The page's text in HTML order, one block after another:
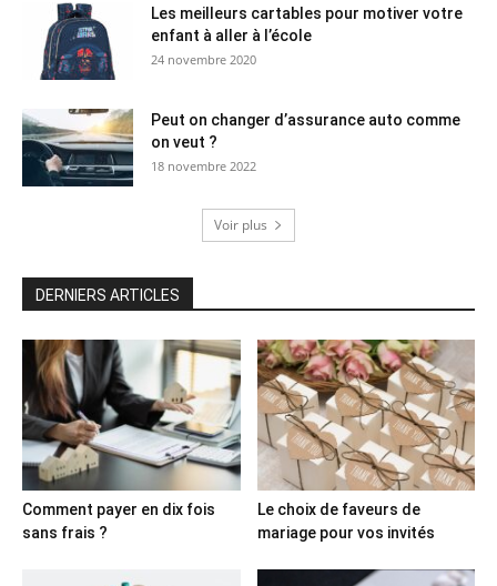
Les meilleurs cartables pour motiver votre
enfant à aller à l’école
24 novembre 2020
Peut on changer d’assurance auto comme
on veut ?
18 novembre 2022
Voir plus
DERNIERS ARTICLES
Comment payer en dix fois
sans frais ?
Le choix de faveurs de
mariage pour vos invités